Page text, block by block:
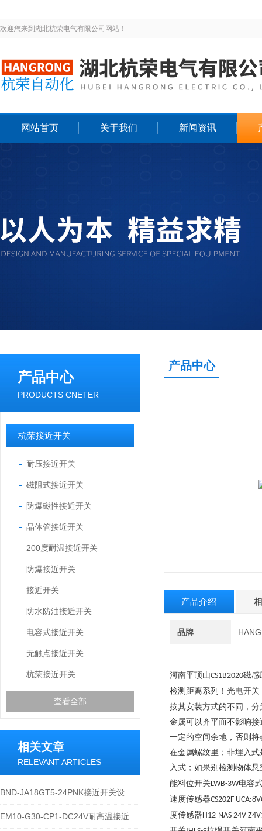
欢迎您来到湖北杭荣电气有限公司网站！
网站首页 关于我们 新闻资讯
产品中心
PRODUCTS CNETER
杭荣接近开关
耐压接近开关
磁阻式接近开关
防爆磁性接近开关
晶体管接近开关
200度耐温接近开关
防爆接近开关
接近开关
防水防油接近开关
电容式接近开关
无触点接近开关
杭荣接近开关
查看全部
相关文章
RELEVANT ARTICLES
产品中心
产品介绍
品牌
河南平顶山CS1B2020磁感
检测距离系列！光电开
按其安装方式的不同，
金属可以齐平而不影响
一定的空间余地，否则
在金属螺纹里；非埋入
入式；如果别检测物体
能料位开关LWB-3W电容
速度传感器CS202F
度传感器H12-NAS 24V